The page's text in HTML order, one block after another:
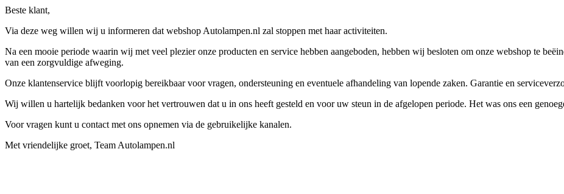
Beste klant,
Via deze weg willen wij u informeren dat webshop Autolampen.nl zal stoppen met haar activiteiten.
Na een mooie periode waarin wij met veel plezier onze producten en service hebben aangeboden, hebben wij besloten om onze webshop te
van een zorgvuldige afweging.
Onze klantenservice blijft voorlopig bereikbaar voor vragen, ondersteuning en eventuele afhandeling van lopende zaken. Garantie en
Wij willen u hartelijk bedanken voor het vertrouwen dat u in ons heeft gesteld en voor uw steun in de afgelopen periode. Het was ons een
Voor vragen kunt u contact met ons opnemen via de gebruikelijke kanalen.
Met vriendelijke groet, Team Autolampen.nl